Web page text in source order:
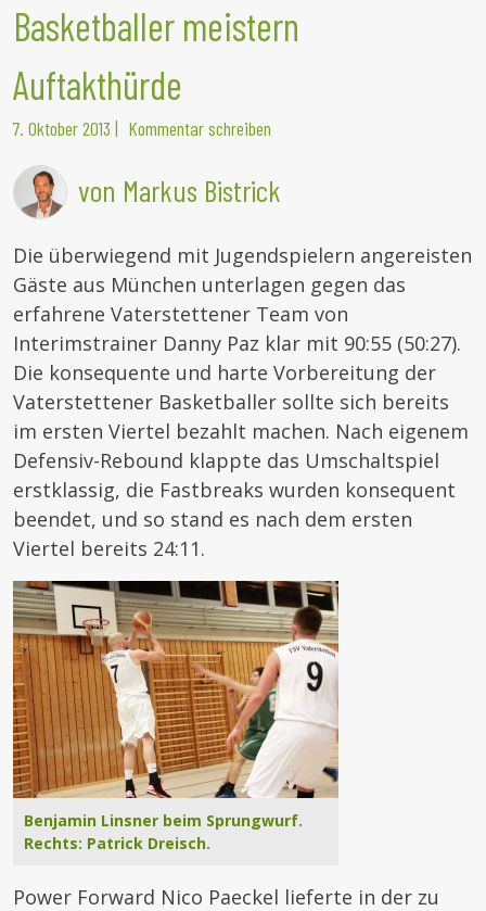
Basketballer meistern
Auftakthürde
7. Oktober 2013 | Kommentar schreiben
von Markus Bistrick
Die überwiegend mit Jugendspielern angereisten
Gäste aus München unterlagen gegen das
erfahrene Vaterstettener Team von
Interimstrainer Danny Paz klar mit 90:55 (50:27).
Die konsequente und harte Vorbereitung der
Vaterstettener Basketballer sollte sich bereits
im ersten Viertel bezahlt machen. Nach eigenem
Defensiv-Rebound klappte das Umschaltspiel
erstklassig, die Fastbreaks wurden konsequent
beendet, und so stand es nach dem ersten
Viertel bereits 24:11.
Benjamin Linsner beim Sprungwurf.
Rechts: Patrick Dreisch.
Power Forward Nico Paeckel lieferte in der zu